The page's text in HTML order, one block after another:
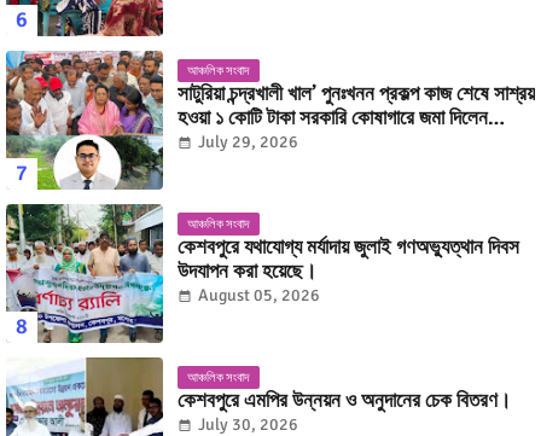
আঞ্চলিক সংবাদ
সাটুরিয়া চন্দ্রখালী খাল’ পুনঃখনন প্রকল্প কাজ শেষে সাশ্রয়
হওয়া ১ কোটি টাকা সরকারি কোষাগারে জমা দিলেন
উপজেলা নির্বাহী অফিসার মোহাম্মদ কাজী অনিক ইসলাম।
July 29, 2026
আঞ্চলিক সংবাদ
কেশবপুরে যথাযোগ্য মর্যাদায় জুলাই গণঅভ্যুত্থান দিবস
উদযাপন করা হয়েছে।
August 05, 2026
আঞ্চলিক সংবাদ
কেশবপুরে এমপির উন্নয়ন ও অনুদানের চেক বিতরণ।
July 30, 2026